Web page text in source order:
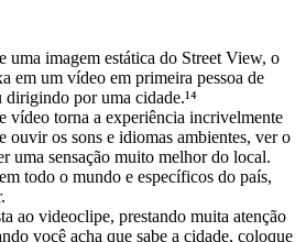
uma imagem estática do Street View, o
em um vídeo em primeira pessoa de
dirigindo por uma cidade.¹⁴
vídeo torna a experiência incrivelmente
ouvir os sons e idiomas ambientes, ver o
uma sensação muito melhor do local.
todo o mundo e específicos do país,
ao videoclipe, prestando muita atenção
você acha que sabe a cidade, coloque